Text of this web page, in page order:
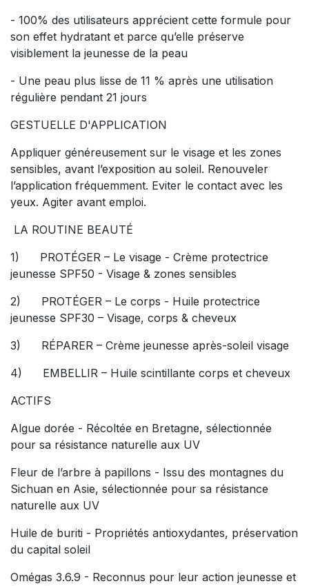
- 100% des utilisateurs apprécient cette formule pour
son effet hydratant et parce qu’elle préserve
visiblement la jeunesse de la peau
- Une peau plus lisse de 11 % après une utilisation
régulière pendant 21 jours
GESTUELLE D'APPLICATION
Appliquer généreusement sur le visage et les zones
sensibles, avant l’exposition au soleil. Renouveler
l’application fréquemment. Eviter le contact avec les
yeux. Agiter avant emploi.
LA ROUTINE BEAUTÉ
1)
PROTÉGER – Le visage - Crème protectrice
jeunesse SPF50 - Visage & zones sensibles
2)
PROTÉGER – Le corps - Huile protectrice
jeunesse SPF30 – Visage, corps & cheveux
3)
RÉPARER – Crème jeunesse après-soleil visage
4)
EMBELLIR – Huile scintillante corps et cheveux
ACTIFS
Algue dorée - Récoltée en Bretagne, sélectionnée
pour sa résistance naturelle aux UV
Fleur de l’arbre à papillons - Issu des montagnes du
Sichuan en Asie, sélectionnée pour sa résistance
naturelle aux UV
Huile de buriti - Propriétés antioxydantes, préservation
du capital soleil
Omégas 3.6.9 - Reconnus pour leur action jeunesse et